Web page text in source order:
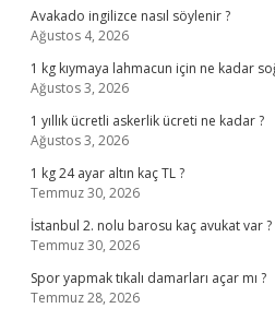
Avakado ingilizce nasıl söylenir ?
Ağustos 4, 2026
1 kg kıymaya lahmacun için ne kadar
Ağustos 3, 2026
1 yıllık ücretli askerlik ücreti ne kadar ?
Ağustos 3, 2026
1 kg 24 ayar altın kaç TL ?
Temmuz 30, 2026
İstanbul 2. nolu barosu kaç avukat var ?
Temmuz 30, 2026
Spor yapmak tıkalı damarları açar mı ?
Temmuz 28, 2026